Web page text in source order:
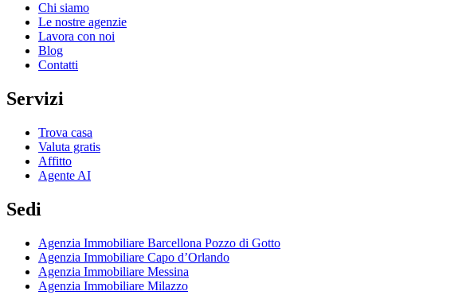
Chi siamo
Le nostre agenzie
Lavora con noi
Blog
Contatti
Servizi
Trova casa
Valuta gratis
Affitto
Agente AI
Sedi
Agenzia Immobiliare Barcellona Pozzo di Gotto
Agenzia Immobiliare Capo d’Orlando
Agenzia Immobiliare Messina
Agenzia Immobiliare Milazzo